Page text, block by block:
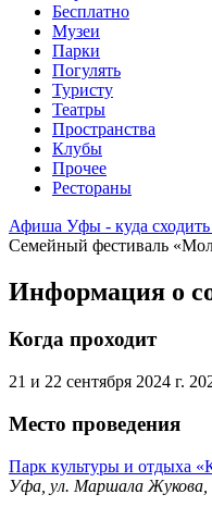
Бесплатно
Музеи
Парки
Погулять
Туристу
Театры
Пространства
Клубы
Прочее
Рестораны
Афиша Уфы - куда сходить
Семейный фестиваль
Информация о
Когда проходит
21 и 22 сентября 2024 г.
Место проведения
Парк культуры и отдыха
Уфа, ул. Маршала Жукова,